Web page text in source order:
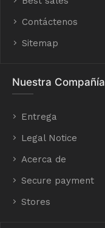
Contáctenos
Sitemap
Nuestra Compañía
Entrega
Legal Notice
Acerca de
Secure payment
Stores